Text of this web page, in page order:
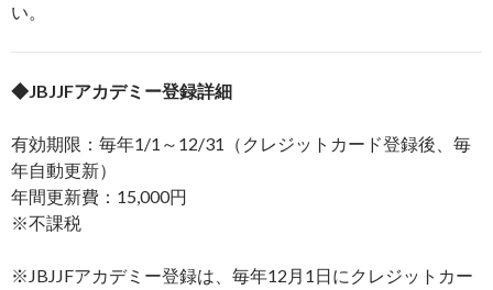
い。
◆JBJJFアカデミー登録詳細
有効期限：毎年1/1～12/31（クレジットカード登録後、毎
年自動更新）
年間更新費：15,000円
※不課税
※JBJJFアカデミー登録は、毎年12月1日にクレジットカー